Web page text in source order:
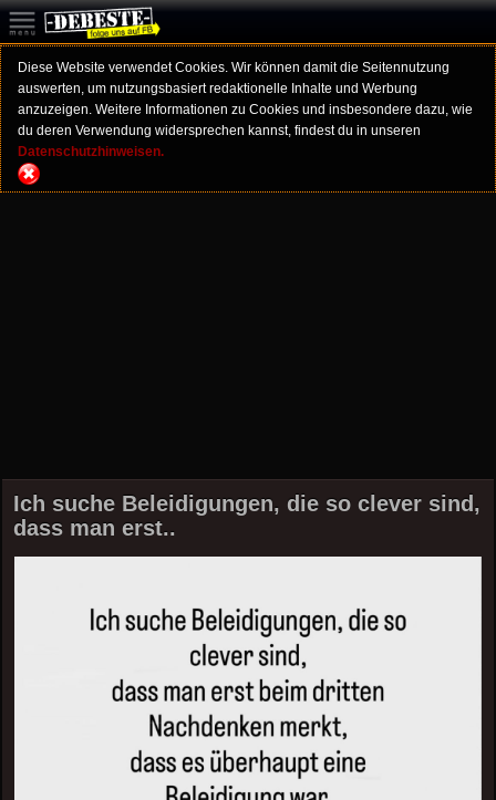
Diese Website verwendet Cookies. Wir können damit die Seitennutzung
auswerten, um nutzungsbasiert redaktionelle Inhalte und Werbung
anzuzeigen. Weitere Informationen zu Cookies und insbesondere dazu, wie
du deren Verwendung widersprechen kannst, findest du in unseren
Datenschutzhinweisen.
Ich suche Beleidigungen, die so clever sind,
dass man erst..